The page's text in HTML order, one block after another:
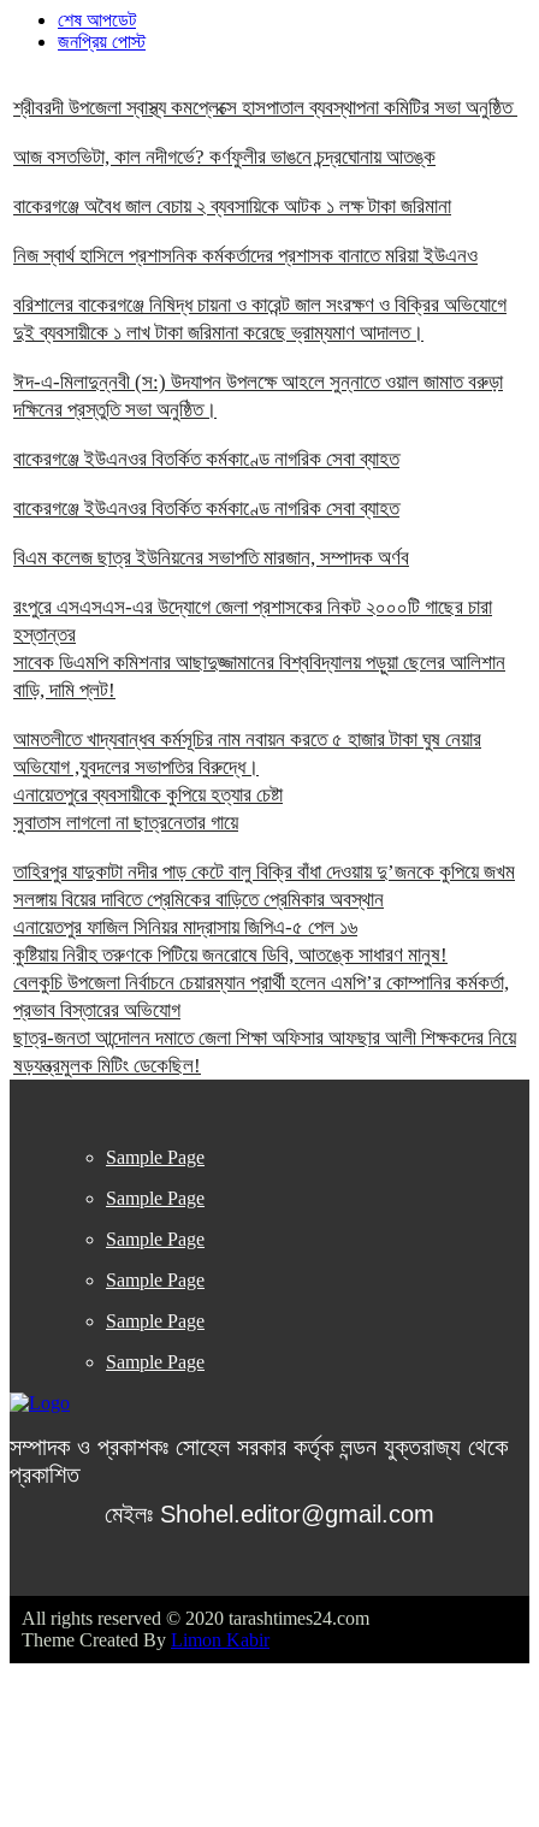
শেষ আপডেট
জনপ্রিয় পোস্ট
শ্রীবরদী উপজেলা স্বাস্থ্য কমপ্লেক্সে হাসপাতাল ব্যবস্থাপনা কমিটির সভা অনুষ্ঠিত
আজ বসতভিটা, কাল নদীগর্ভে? কর্ণফুলীর ভাঙনে চন্দ্রঘোনায় আতঙ্ক
বাকেরগঞ্জে অবৈধ জাল বেচায় ২ ব্যবসায়িকে আটক ১ লক্ষ টাকা জরিমানা
নিজ স্বার্থ হাসিলে প্রশাসনিক কর্মকর্তাদের প্রশাসক বানাতে মরিয়া ইউএনও
বরিশালের বাকেরগঞ্জে নিষিদ্ধ চায়না ও কারেন্ট জাল সংরক্ষণ ও বিক্রির অভিযোগে
দুই ব্যবসায়ীকে ১ লাখ টাকা জরিমানা করেছে ভ্রাম্যমাণ আদালত।
ঈদ-এ-মিলাদুন্নবী (স:) উদযাপন উপলক্ষে আহলে সুন্নাতে ওয়াল জামাত বরুড়া
দক্ষিনের প্রস্তুতি সভা অনুষ্ঠিত।
বাকেরগঞ্জে ইউএনওর বিতর্কিত কর্মকাণ্ডে নাগরিক সেবা ব্যাহত
বাকেরগঞ্জে ইউএনওর বিতর্কিত কর্মকাণ্ডে নাগরিক সেবা ব্যাহত
বিএম কলেজ ছাত্র ইউনিয়নের সভাপতি মারজান, সম্পাদক অর্ণব
রংপুরে এসএসএস-এর উদ্যোগে জেলা প্রশাসকের নিকট ২০০০টি গাছের চারা
হস্তান্তর
সাবেক ডিএমপি কমিশনার আছাদুজ্জামানের বিশ্ববিদ্যালয় পড়ুয়া ছেলের আলিশান
বাড়ি, দামি প্লট!
আমতলীতে খাদ্যবান্ধব কর্মসূচির নাম নবায়ন করতে ৫ হাজার টাকা ঘুষ নেয়ার
অভিযোগ ,যুবদলের সভাপতির বিরুদ্ধে।
এনায়েতপুরে ব্যবসায়ীকে কুপিয়ে হত্যার চেষ্টা
সুবাতাস লাগলো না ছাত্রনেতার গায়ে
তাহিরপুর যাদুকাটা নদীর পাড় কেটে বালু বিক্রি বাঁধা দেওয়ায় দু’জনকে কুপিয়ে জখম
সলঙ্গায় বিয়ের দাবিতে প্রেমিকের বাড়িতে প্রেমিকার অবস্থান
এনায়েতপুর ফাজিল সিনিয়র মাদ্রাসায় জিপিএ-৫ পেল ১৬
কুষ্টিয়ায় নিরীহ তরুণকে পিটিয়ে জনরোষে ডিবি, আতঙ্কে সাধারণ মানুষ!
বেলকুচি উপজেলা নির্বাচনে চেয়ারম্যান প্রার্থী হলেন এমপি’র কোম্পানির কর্মকর্তা,
প্রভাব বিস্তারের অভিযোগ
ছাত্র-জনতা আন্দোলন দমাতে জেলা শিক্ষা অফিসার আফছার আলী শিক্ষকদের নিয়ে
ষড়যন্ত্রমুলক মিটিং ডেকেছিল!
Sample Page
Sample Page
Sample Page
Sample Page
Sample Page
Sample Page
সম্পাদক ও প্রকাশকঃ সোহেল সরকার কর্তৃক লন্ডন যুক্তরাজ্য থেকে
প্রকাশিত
মেইলঃ Shohel.editor@gmail.com
All rights reserved © 2020 tarashtimes24.com
Theme Created By Limon Kabir